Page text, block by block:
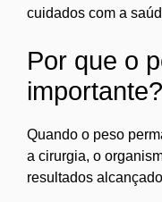
cuidados com a
Por que o
importante?
Quando o peso
a cirurgia, o
resultados